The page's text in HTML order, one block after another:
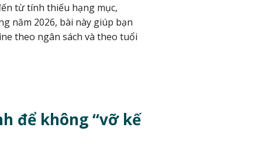
từ tính thiếu hạng mục,
năm 2026, bài này giúp bạn
theo ngân sách và theo tuổi
để không “vỡ kế